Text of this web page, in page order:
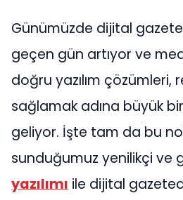
Günümüzde dijital
geçen gün artıyor ve
doğru yazılım çözümleri,
sağlamak adına büyük
geliyor. İşte tam da bu
sunduğumuz yenilikçi ve
yazılımı ile dijital